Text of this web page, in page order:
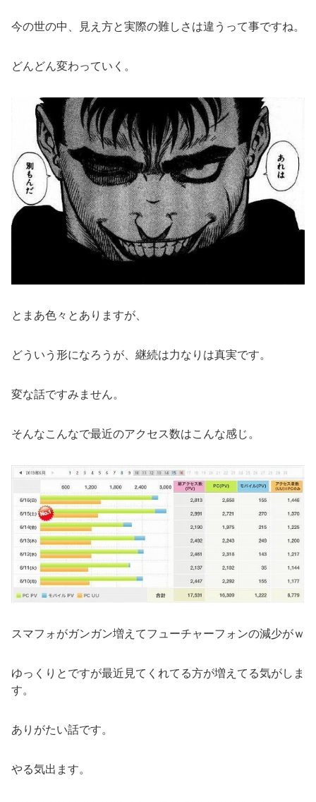
今の世の中、見え方と実際の難しさは違うって事ですね。
どんどん変わっていく。
とまあ色々とありますが、
どういう形になろうが、継続は力なりは真実です。
変な話ですみません。
そんなこんなで最近のアクセス数はこんな感じ。
スマフォがガンガン増えてフューチャーフォンの減少がｗ
ゆっくりとですが最近見てくれてる方が増えてる気がしま
す。
ありがたい話です。
やる気出ます。